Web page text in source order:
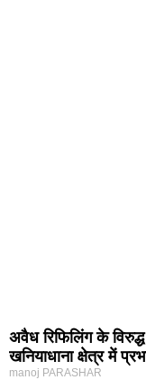
अवैध रिफिलिंग के विरुद्ध
खनियाधाना क्षेत्र में
manoj PARASHAR